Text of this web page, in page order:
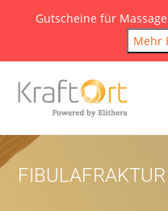
Gutscheine für
Mehr
FIBULAFRAKTUR